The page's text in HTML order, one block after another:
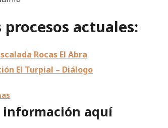
procesos actuales:
Rocas El Abra
El Turpial – Diálogo
información aquí